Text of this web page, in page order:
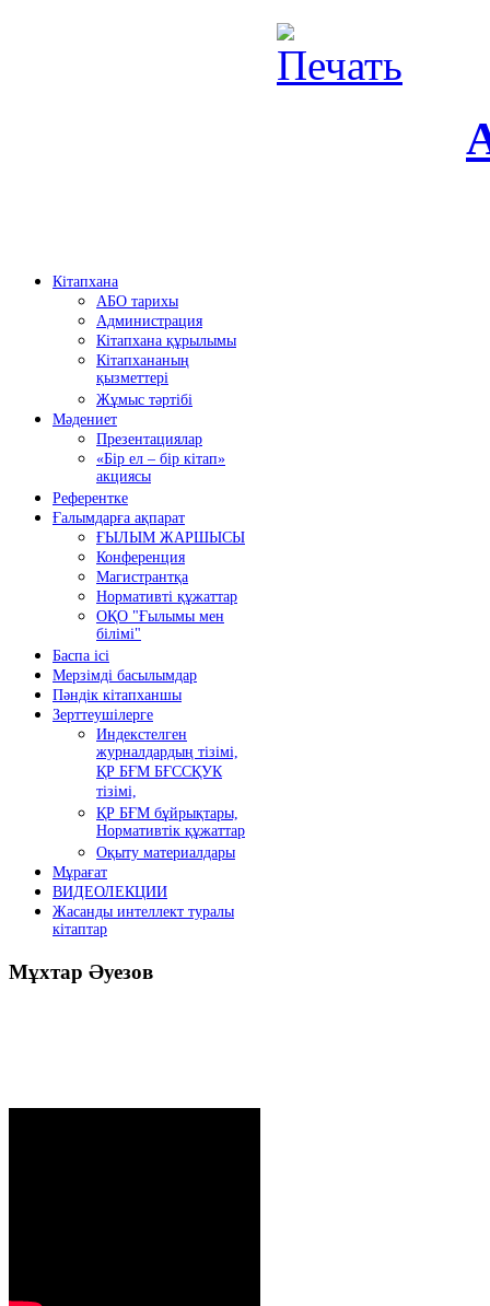
Кітапхана
АБО тарихы
Администрация
Кітапхана құрылымы
Кітапхананың
қызметтері
Жұмыс тәртібі
Мәдениет
Презентациялар
«Бір ел – бір кітап»
акциясы
Референтке
Ғалымдарға ақпарат
ҒЫЛЫМ ЖАРШЫСЫ
Конференция
Магистрантқа
Нормативті құжаттар
ОҚО "Ғылымы мен
білімі"
Баспа ісі
Мерзімді басылымдар
Пәндік кітапханшы
Зерттеушілерге
Индекстелген
журналдардың тізімі,
ҚР БҒМ БҒССҚУК
тізімі,
ҚР БҒМ бұйрықтары,
Нормативтік құжаттар
Оқыту материалдары
Мұрағат
ВИДЕОЛЕКЦИИ
Жасанды интеллект туралы
кітаптар
Мұхтар Әуезов